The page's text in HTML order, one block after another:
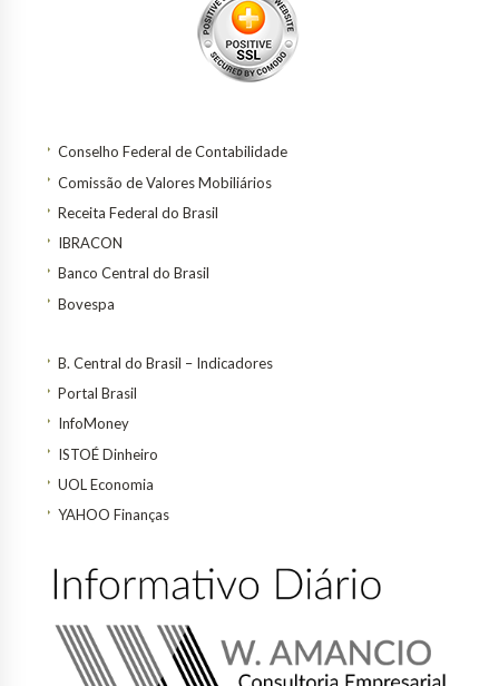
Conselho Federal de Contabilidade
Comissão de Valores Mobiliários
Receita Federal do Brasil
IBRACON
Banco Central do Brasil
Bovespa
B. Central do Brasil – Indicadores
Portal Brasil
InfoMoney
ISTOÉ Dinheiro
UOL Economia
YAHOO Finanças